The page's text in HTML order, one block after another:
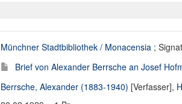
Münchner Stadtbibliothek / Monacensia ;
Brief von Alexander Berrsche an Josef
Berrsche, Alexander (1883-1940) [Verfasser],